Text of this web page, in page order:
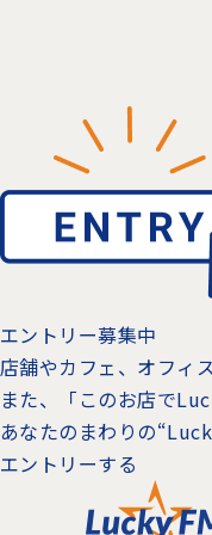
エントリー募集中
店舗やカフェ、オフィ
また、「このお店で
あなたのまわりの
エントリーする